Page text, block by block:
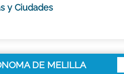
y Ciudades
DE MELILLA